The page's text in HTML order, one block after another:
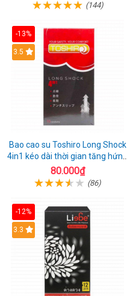
(144)
-13%
3.5
Bao cao su Toshiro Long Shock
4in1 kéo dài thời gian tăng hứng
thú hộp 10
80.000₫
(86)
-12%
3.3